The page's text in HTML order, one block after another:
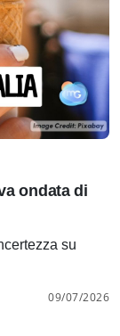
ondata di
su
09/07/2026